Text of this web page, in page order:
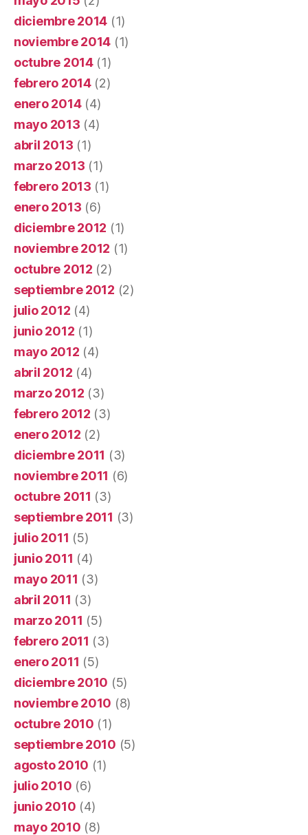
diciembre 2014 (1)
noviembre 2014 (1)
octubre 2014(1)
febrero 2014(2)
enero 2014(4)
mayo 2013 (4)
abril 2013 (1)
marzo 2013 (1)
febrero 2013 (1)
enero 2013 (6)
diciembre 2012 (1)
noviembre 2012 (1)
octubre 2012 (2)
septiembre 2012 (2)
julio 2012 (4)
junio 2012 (1)
mayo 2012 (4)
abril 2012 (4)
marzo 2012 (3)
febrero 2012 (3)
enero 2012 (2)
diciembre 2011 (3)
noviembre 2011 (6)
octubre 2011 (3)
septiembre 2011 (3)
julio 2011 (5)
junio 2011 (4)
mayo 2011 (3)
abril 2011 (3)
marzo 2011 (5)
febrero 2011 (3)
enero 2011 (5)
diciembre 2010 (5)
noviembre 2010 (8)
octubre 2010 (1)
septiembre 2010 (5)
agosto 2010 (1)
julio 2010 (6)
junio 2010 (4)
mayo 2010 (8)